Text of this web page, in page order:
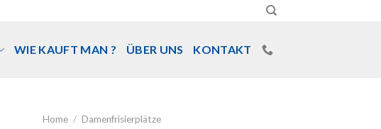
WIE KAUFT MAN ? ÜBER UNS KONTAKT
Home / Damenfrisierplätze